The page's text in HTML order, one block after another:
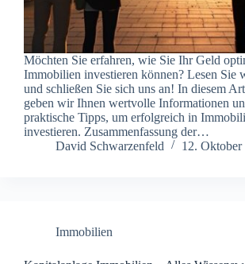
Möchten Sie erfahren, wie Sie Ihr Geld
Immobilien investieren können? Lesen Sie
und schließen Sie sich uns an! In diesem
geben wir Ihnen wertvolle Informationen
praktische Tipps, um erfolgreich in
investieren. Zusammenfassung der…
David Schwarzenfeld
12. Oktober
Immobilien